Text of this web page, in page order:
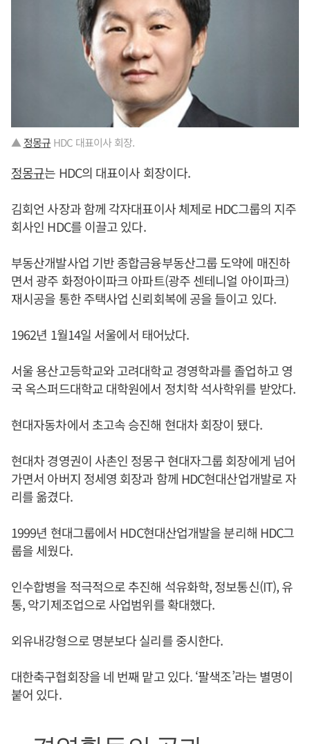
▲ 정몽규 HDC 대표이사 회장.
정몽규는 HDC의 대표이사 회장이다.
김회언 사장과 함께 각자대표이사 체제로 HDC그룹의 지주
회사인 HDC를 이끌고 있다.
부동산개발사업 기반 종합금융부동산그룹 도약에 매진하
면서 광주 화정아이파크 아파트(광주 센테니얼 아이파크)
재시공을 통한 주택사업 신뢰회복에 공을 들이고 있다.
1962년 1월14일 서울에서 태어났다.
서울 용산고등학교와 고려대학교 경영학과를 졸업하고 영
국 옥스퍼드대학교 대학원에서 정치학 석사학위를 받았다.
현대자동차에서 초고속 승진해 현대차 회장이 됐다.
현대차 경영권이 사촌인 정몽구 현대자그룹 회장에게 넘어
가면서 아버지 정세영 회장과 함께 HDC현대산업개발로 자
리를 옮겼다.
1999년 현대그룹에서 HDC현대산업개발을 분리해 HDC그
룹을 세웠다.
인수합병을 적극적으로 추진해 석유화학, 정보통신(IT), 유
통, 악기제조업으로 사업범위를 확대했다.
외유내강형으로 명분보다 실리를 중시한다.
대한축구협회장을 네 번째 맡고 있다. ‘팔색조’라는 별명이
붙어 있다.